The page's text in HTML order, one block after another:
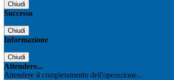
Chiudi
Successo
Chiudi
Informazione
Chiudi
Attendere...
Attendere il completamento dell'operazione...